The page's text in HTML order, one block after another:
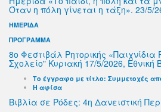
Όταν η πόλη γίνεται η τάξη». 23/5/
ΗΜΕΡΙΔΑ
ΠΡΟΓΡΑΜΜΑ
8ο Φεστιβάλ Ρητορικής «Παιχνίδια
Σχολείο" Κυριακή 17/5/2026, Εθνική
Το έγγραφο με τίτλο: Συμμετοχές
Η αφίσα
Βιβλία σε Ρόδες: 4η Δανειστική